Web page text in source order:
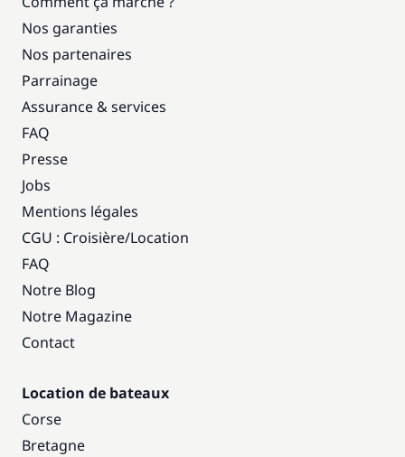
Nos garanties
Nos partenaires
Parrainage
Assurance & services
FAQ
Presse
Jobs
Mentions légales
CGU : Croisière/Location
FAQ
Notre Blog
Notre Magazine
Contact
Location de bateaux
Corse
Bretagne